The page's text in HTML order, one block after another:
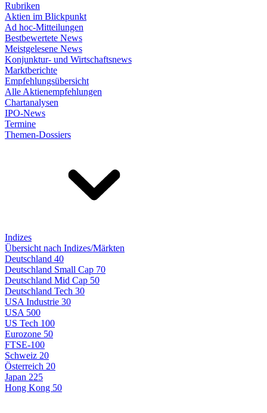
Rubriken
Aktien im Blickpunkt
Ad hoc-Mitteilungen
Bestbewertete News
Meistgelesene News
Konjunktur- und Wirtschaftsnews
Marktberichte
Empfehlungsübersicht
Alle Aktienempfehlungen
Chartanalysen
IPO-News
Termine
Themen-Dossiers
Indizes
Übersicht nach Indizes/Märkten
Deutschland 40
Deutschland Small Cap 70
Deutschland Mid Cap 50
Deutschland Tech 30
USA Industrie 30
USA 500
US Tech 100
Eurozone 50
FTSE-100
Schweiz 20
Österreich 20
Japan 225
Hong Kong 50